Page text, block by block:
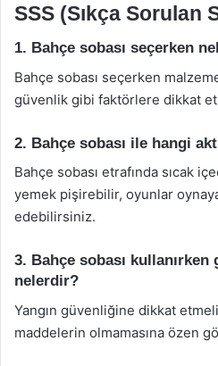
SSS (Sıkça Sorulan
1. Bahçe sobası seçerken
Bahçe sobası seçerken
güvenlik gibi faktörlere dikkat
2. Bahçe sobası ile hangi
Bahçe sobası etrafında sıcak
yemek pişirebilir, oyunlar
edebilirsiniz.
3. Bahçe sobası
nelerdir?
Yangın güvenliğine dikkat
maddelerin olmamasına özen